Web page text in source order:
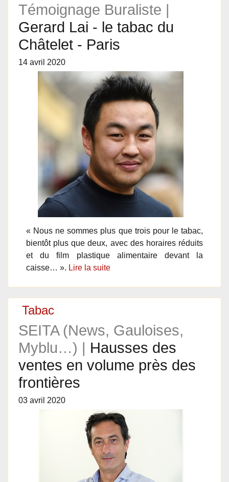
Témoignage Buraliste |
Gerard Lai - le tabac du
Châtelet - Paris
14 avril 2020
« Nous ne sommes plus que trois pour le tabac,
bientôt plus que deux, avec des horaires réduits
et du film plastique alimentaire devant la
caisse… ». Lire la suite
Tabac
SEITA (News, Gauloises,
Myblu…) | Hausses des
ventes en volume près des
frontières
03 avril 2020